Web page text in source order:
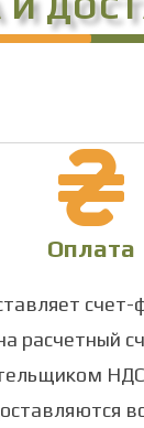
Оплата
счет-
расчетный